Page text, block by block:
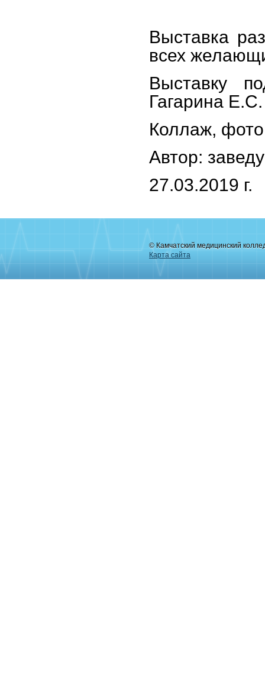
Выставка
всех
Выставку
Гагарина Е.С.
Коллаж,
Автор:
27.03.2019 г.
© Камчатский медицинский
Карта сайта